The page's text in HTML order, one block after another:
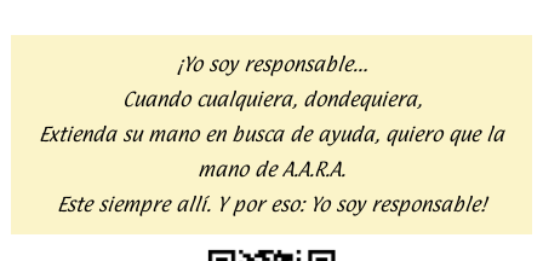
¡Yo soy responsable…
Cuando cualquiera, dondequiera,
Extienda su mano en busca de ayuda, quiero que la
mano de A.A.R.A.
Este siempre allí. Y por eso: Yo soy responsable!